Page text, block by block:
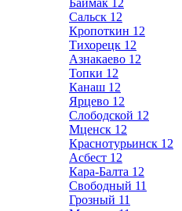
Баймак 12
Сальск 12
Кропоткин 12
Тихорецк 12
Азнакаево 12
Топки 12
Канаш 12
Ярцево 12
Слободской 12
Мценск 12
Краснотурьинск 12
Асбест 12
Кара-Балта 12
Свободный 11
Грозный 11